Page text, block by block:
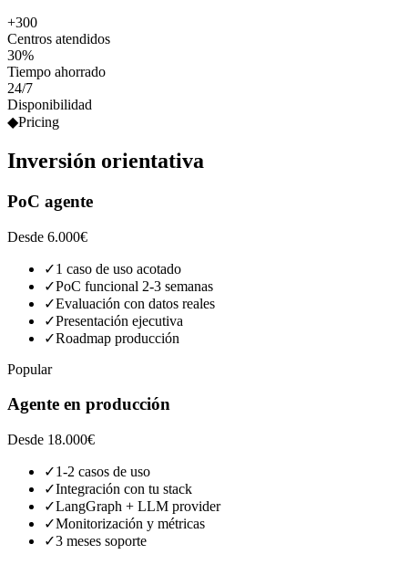
+300
Centros atendidos
30%
Tiempo ahorrado
24/7
Disponibilidad
◆Pricing
Inversión orientativa
PoC agente
Desde 6.000€
✓1 caso de uso acotado
✓PoC funcional 2-3 semanas
✓Evaluación con datos reales
✓Presentación ejecutiva
✓Roadmap producción
Popular
Agente en producción
Desde 18.000€
✓1-2 casos de uso
✓Integración con tu stack
✓LangGraph + LLM provider
✓Monitorización y métricas
✓3 meses soporte